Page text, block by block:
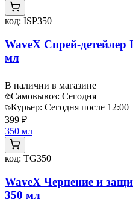
код: ISP350
WaveX Спрей-детейлер
мл
В наличии в магазине
Самовывоз: Сегодня
Курьер: Сегодня после 12:00
399 ₽
350 мл
код: TG350
WaveX Чернение и
350 мл